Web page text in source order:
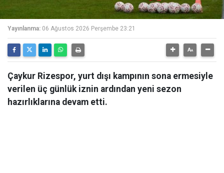
Yayınlanma: 06 Ağustos 2026 Perşembe 23:21
Çaykur Rizespor, yurt dışı kampının sona ermesiyle
verilen üç günlük iznin ardından yeni sezon
hazırlıklarına devam etti.